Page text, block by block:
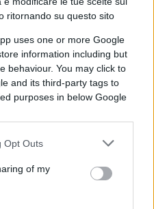
ritornando su questo sito
uses one or more Google
information including but
behaviour. You may click to
and its third-party tags to
purposes in below Google
Opt Outs
of my
, i posti in cui risiedono i
l’azzurro del cielo,
casi remota, di
il disumano? Non
costruito dopo una vita di